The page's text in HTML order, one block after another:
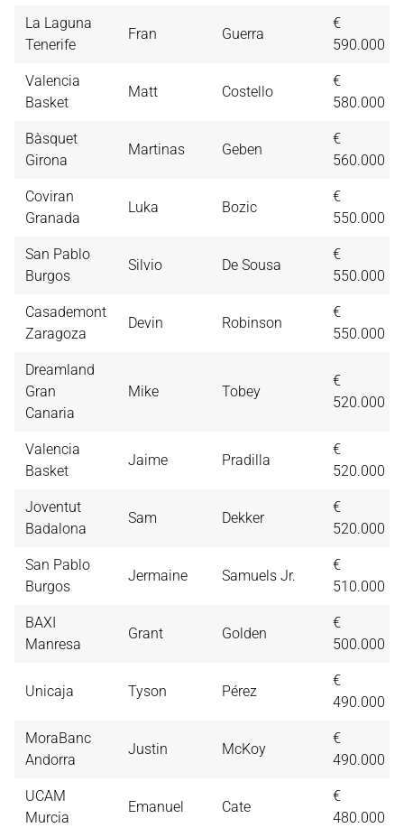
La Laguna
Tenerife
Fran Guerra
€
590.000
Valencia
Basket
Matt Costello
€
580.000
Bàsquet
Girona
Martinas Geben
€
560.000
Coviran
Granada
Luka Bozic
€
550.000
San Pablo
Burgos
Silvio De Sousa
€
550.000
Casademont
Zaragoza
Devin Robinson
€
550.000
Dreamland
Gran
Canaria
Mike Tobey
€
520.000
Valencia
Basket
Jaime Pradilla
€
520.000
Joventut
Badalona
Sam Dekker
€
520.000
San Pablo
Burgos
Jermaine Samuels Jr.
€
510.000
BAXI
Manresa
Grant Golden
€
500.000
Unicaja Tyson Pérez
€
490.000
MoraBanc
Andorra
Justin McKoy
€
490.000
UCAM
Murcia
Emanuel Cate
€
480.000